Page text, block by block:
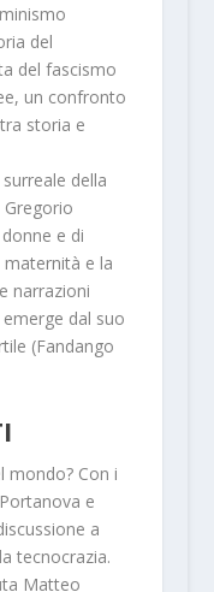
del
del fascismo
un confronto
storia e
della
Gregorio
e di
e la
narrazioni
dal suo
(Fandango
mondo? Con i
e
a
tecnocrazia.
Matteo